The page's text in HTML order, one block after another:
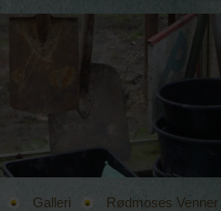
Galleri Rødmoses Venner